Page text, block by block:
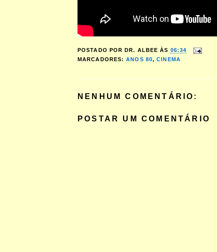
POSTADO POR DR. ALBEE ÀS 06:34
MARCADORES:ANOS 80,CINEMA
NENHUM COMENTÁRIO:
POSTAR UM COMENTÁRIO